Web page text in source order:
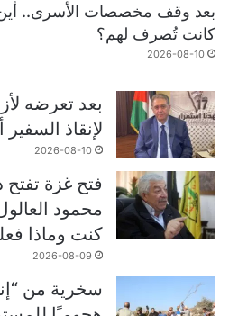
بعد وقف مخصصات الأسرى.. أين
كانت تُصرف لهم؟
2026-08-10
بعد تعرضه
لإنقاذ
2026-08-10
فتح غزة
كنت وماذا
2026-08-09